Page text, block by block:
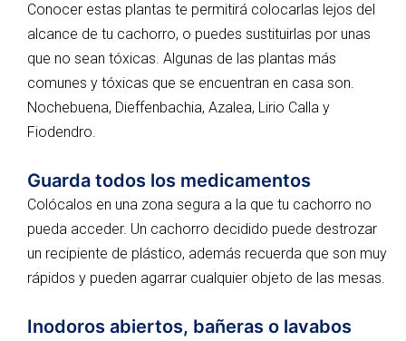
Conocer estas plantas te permitirá colocarlas lejos del
alcance de tu cachorro, o puedes sustituirlas por unas
que no sean tóxicas. Algunas de las plantas más
comunes y tóxicas que se encuentran en casa son.
Nochebuena, Dieffenbachia, Azalea, Lirio Calla y
Fiodendro.
Guarda todos los medicamentos
Colócalos en una zona segura a la que tu cachorro no
pueda acceder. Un cachorro decidido puede destrozar
un recipiente de plástico, además recuerda que son muy
rápidos y pueden agarrar cualquier objeto de las mesas.
Inodoros abiertos, bañeras o lavabos